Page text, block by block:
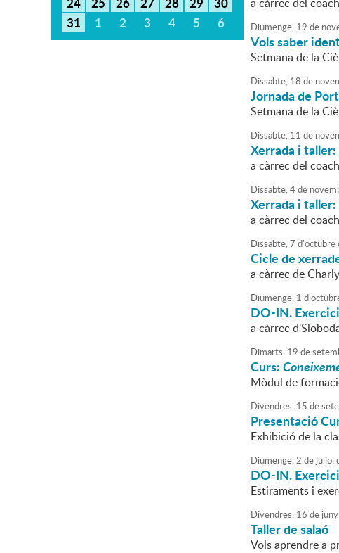
31
1 2 3 4 5 6 Diumenge, 19 de
Vols saber
Setmana de la
Dissabte, 18 de
Jornada de
Setmana de la
Dissabte, 11 de
Xerrada i taller:
a càrrec del
Dissabte,4de
Xerrada i
a càrrec del
Dissabte,7 d'octubre
Cicle de
a càrrec de
Diumenge, 1 d'
DO-IN.
a càrrec
Dimarts, 19 de
Curs:
Mòdul de
Divendres, 15 de
Presentació
Exhibició de la
Diumenge,2 de juliol
DO-IN.
Estiraments i
Divendres, 16 de juny
Taller de salaó
Vols aprendre a